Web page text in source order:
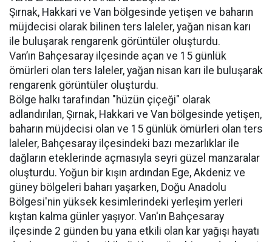
Şırnak, Hakkari ve Van bölgesinde yetişen ve baharın
müjdecisi olarak bilinen ters laleler, yağan nisan karı
ile buluşarak rengarenk görüntüler oluşturdu.
Van’ın Bahçesaray ilçesinde açan ve 15 günlük
ömürleri olan ters laleler, yağan nisan karı ile buluşarak
rengarenk görüntüler oluşturdu.
Bölge halkı tarafından "hüzün çiçeği" olarak
adlandırılan, Şırnak, Hakkari ve Van bölgesinde yetişen,
baharın müjdecisi olan ve 15 günlük ömürleri olan ters
laleler, Bahçesaray ilçesindeki bazı mezarlıklar ile
dağların eteklerinde açmasıyla seyri güzel manzaralar
oluşturdu. Yoğun bir kışın ardından Ege, Akdeniz ve
güney bölgeleri baharı yaşarken, Doğu Anadolu
Bölgesi'nin yüksek kesimlerindeki yerleşim yerleri
kıştan kalma günler yaşıyor. Van'ın Bahçesaray
ilçesinde 2 günden bu yana etkili olan kar yağışı hayatı